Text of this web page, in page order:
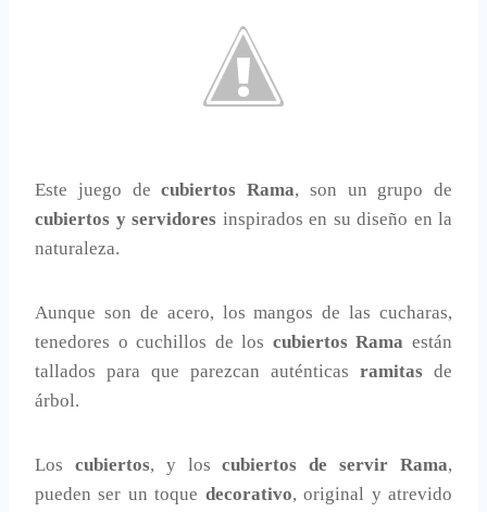
Este juego decubiertos Rama, son un grupo de
cubiertos y servidores inspirados en su diseño en la
naturaleza.
Aunque son de acero, los mangos de las cucharas,
tenedores o cuchillos de los cubiertos Rama están
tallados para que parezcan auténticas ramitas de
árbol.
Los cubiertos, y loscubiertos de servir Rama,
pueden ser un toque decorativo, original y atrevido